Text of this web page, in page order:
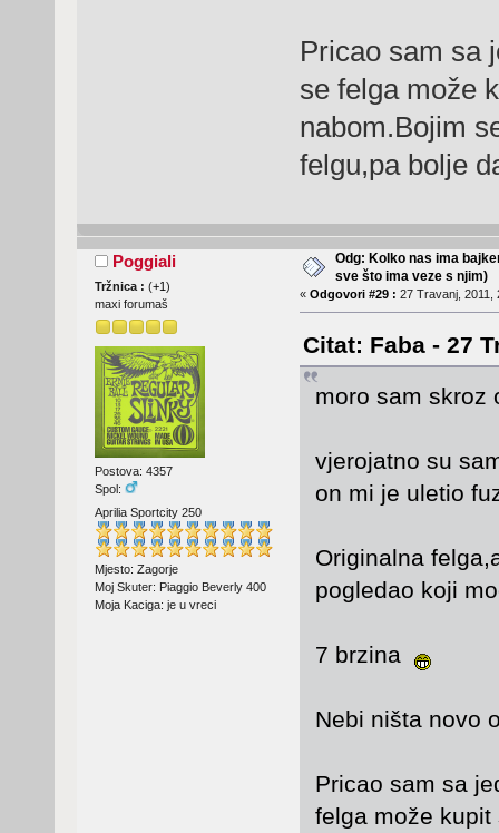
Pricao sam sa
se felga može
nabom.Bojim
felgu,pa bolje
Poggiali
Tržnica : (+1)
maxi forumaš
Postova: 4357
Spol:
Aprilia Sportcity 250
Mjesto: Zagorje
Moj Skuter: Piaggio Beverly 400
Moja Kaciga: je u vreci
Odg: Kolko nas ima
sve što ima veze s njim)
« Odgovori #29 : 27 Travanj, 2011,
Citat: Faba - 27
moro sam
vjerojatno su
on mi je uletio
Originalna
pogledao koji
7 brzina
Nebi ništa novo
Pricao sam sa
felga može